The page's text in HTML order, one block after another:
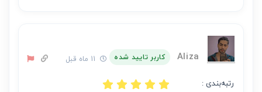
Aliza کاربر تایید شده
رتبه‌بندی :